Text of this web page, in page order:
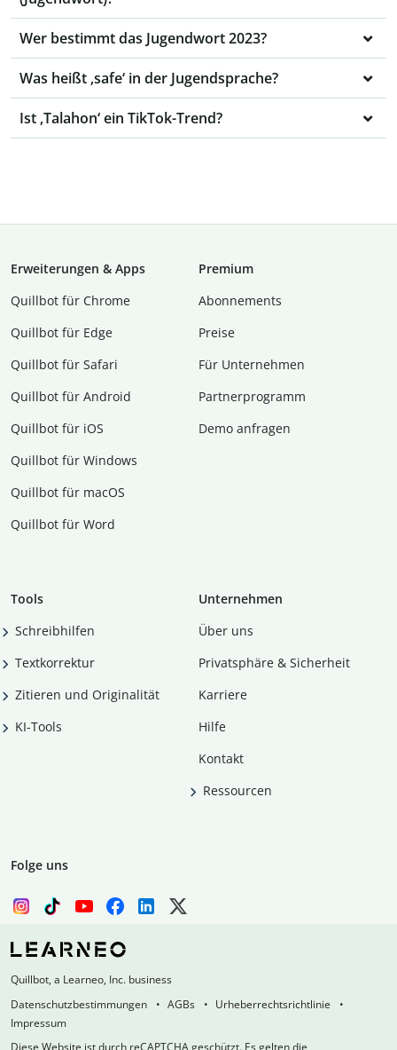
Wer bestimmt das Jugendwort 2023?
Was heißt ‚safe‘ in der Jugendsprache?
Ist ‚Talahon‘ ein TikTok-Trend?
Erweiterungen & Apps
Quillbot für Chrome
Quillbot für Edge
Quillbot für Safari
Quillbot für Android
Quillbot für iOS
Quillbot für Windows
Quillbot für macOS
Quillbot für Word
Premium
Abon­ne­ments
Preise
Für Unternehmen
Partnerprogramm
Demo anfragen
Tools
Schreibhilfen
Textkorrektur
Zitieren und Originalität
KI-Tools
Unternehmen
Über uns
Privatsphäre & Sicherheit
Karriere
Hilfe
Kontakt
Ressourcen
Folge uns
Quillbot, a Learneo, Inc. business
Datenschutzbestimmungen
AGBs
Urheberrechtsrichtlinie
Impressum